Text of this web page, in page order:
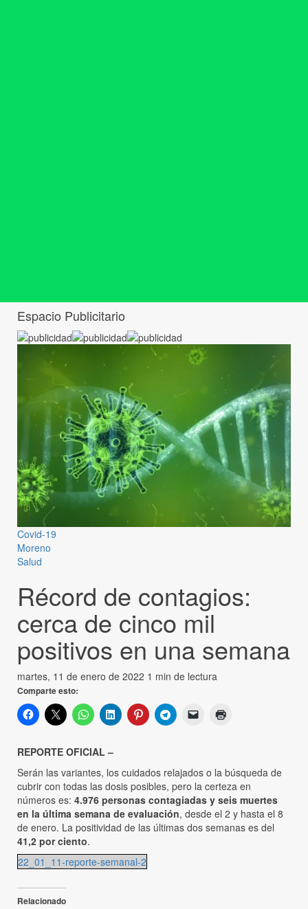
Espacio Publicitario
Covid-19
Moreno
Salud
Récord de contagios:
cerca de cinco mil
positivos en una semana
martes, 11 de enero de 2022 1 min de lectura
Comparte esto:
REPORTE OFICIAL –
Serán las variantes, los cuidados relajados o la búsqueda de
cubrir con todas las dosis posibles, pero la certeza en
números es: 4.976 personas contagiadas y seis muertes
en la última semana de evaluación, desde el 2 y hasta el 8
de enero. La positividad de las últimas dos semanas es del
41,2 por ciento.
22_01_11-reporte-semanal-2
Relacionado